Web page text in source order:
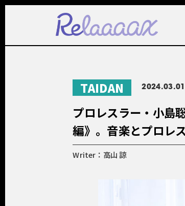
TAIDAN 2024.03.01
プロレスラー・小島
編》。音楽とプロレ
Writer：高山 諒